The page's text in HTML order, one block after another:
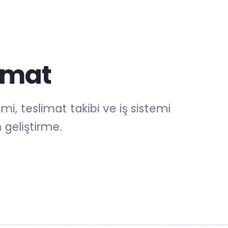
teslimat takibi ve iş sistemi
geliştirme.